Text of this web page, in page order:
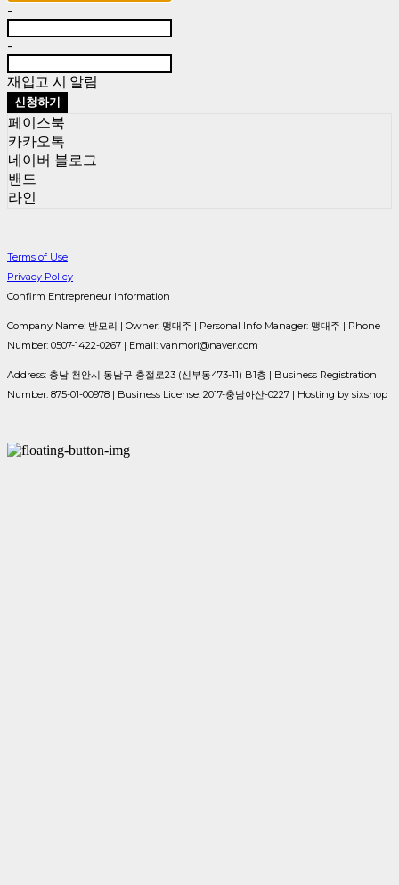
-
-
재입고 시 알림
신청하기
페이스북
카카오톡
네이버 블로그
밴드
라인
Terms of Use
Privacy Policy
Confirm Entrepreneur Information
Company Name: 반모리 | Owner: 맹대주 | Personal Info Manager: 맹대주 | Phone
Number: 0507-1422-0267 | Email: vanmori@naver.com
Address: 충남 천안시 동남구 충절로23 (신부동473-11) B1층 | Business Registration
Number: 875-01-00978 | Business License: 2017-충남아산-0227 | Hosting by sixshop